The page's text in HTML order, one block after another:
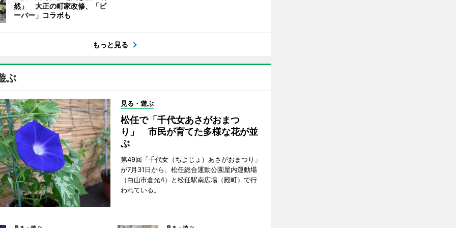
然」 大正の町家改修、「ビ
ーバー」コラボも
もっと見る
ぶ
見る・遊ぶ
松任で「千代女あさがおまつ
り」 市民が育てた多様な花が並
ぶ
第49回「千代女（ちよじょ）あさがおまつり」
が7月31日から、松任総合運動公園屋内運動場
（白山市倉光4）と松任駅南広場（殿町）で行
われている。